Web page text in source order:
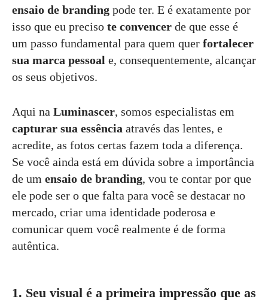
ensaio de branding pode ter. E é exatamente por
isso que eu preciso te convencer de que esse é
um passo fundamental para quem quer fortalecer
sua marca pessoal e, consequentemente, alcançar
os seus objetivos.
Aqui na Luminascer, somos especialistas em
capturar sua essência através das lentes, e
acredite, as fotos certas fazem toda a diferença.
Se você ainda está em dúvida sobre a importância
de um ensaio de branding, vou te contar por que
ele pode ser o que falta para você se destacar no
mercado, criar uma identidade poderosa e
comunicar quem você realmente é de forma
autêntica.
1. Seu visual é a primeira impressão que as